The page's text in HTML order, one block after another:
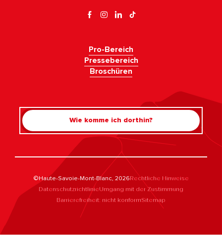
Pro-Bereich
Pressebereich
Broschüren
Wie komme ich dorthin?
©Haute-Savoie-Mont-Blanc, 2026Rechtliche Hinweise
DatenschutzrichtlinieUmgang mit der Zustimmung
Barrierefreiheit: nicht konformSitemap